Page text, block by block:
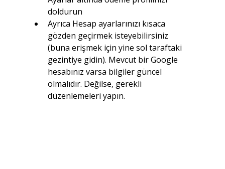
doldurun
Ayrıca Hesap ayarlarınızı kısaca
gözden geçirmek isteyebilirsiniz
(buna erişmek için yine sol taraftaki
gezintiye gidin). Mevcut bir Google
hesabınız varsa bilgiler güncel
olmalıdır. Değilse, gerekli
düzenlemeleri yapın.